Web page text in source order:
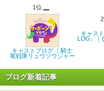
1位
キャストブログ ｜騎士
竜戦隊リュウソウジャー
キャス
LOG」｜
ブログ新着記事